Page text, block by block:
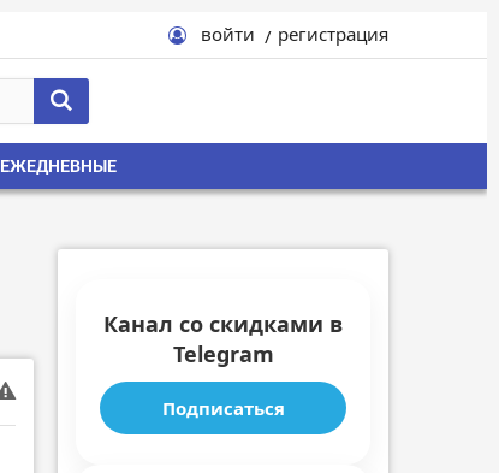
войти регистрация
ЕЖЕДНЕВНЫЕ
Канал со скидками в
Telegram
Подписаться